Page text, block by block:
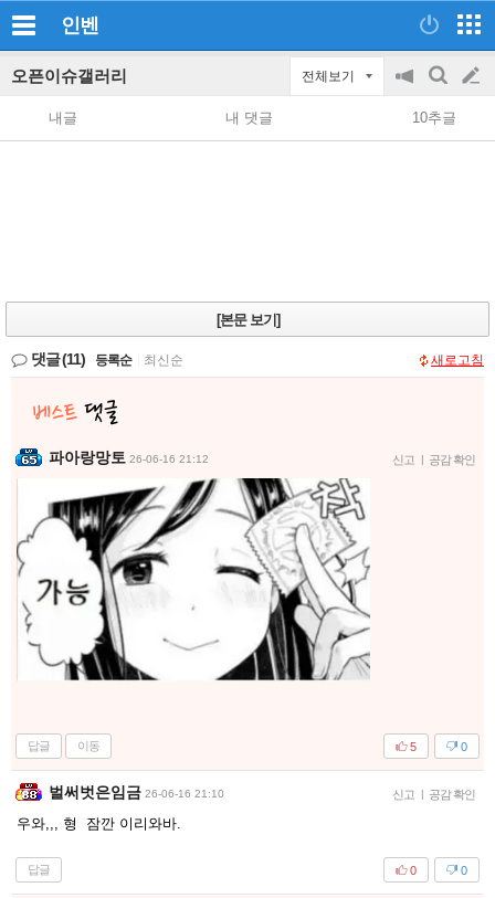
인벤
오픈이슈갤러리 전체보기
공
지
on/off
검
색
글
쓰
내글 내 댓글 10추글
[본문 보기]
댓글(11) 등록순 최신순 새로고침
파아랑망토 26-06-16 21:12 신고 | 공감 확인
답글 이동 0
5
벌써벗은임금 26-06-16 21:10 신고 | 공감 확인
우와,,, 형 잠깐 이리와바.
답글 0
0